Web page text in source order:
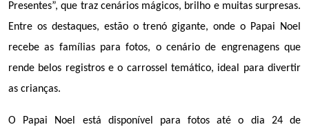
Presentes”, que traz cenários mágicos, brilho e muitas surpresas.
Entre os destaques, estão o trenó gigante, onde o Papai Noel
recebe as famílias para fotos, o cenário de engrenagens que
rende belos registros e o carrossel temático, ideal para divertir
as crianças.
O Papai Noel está disponível para fotos até o dia 24 de